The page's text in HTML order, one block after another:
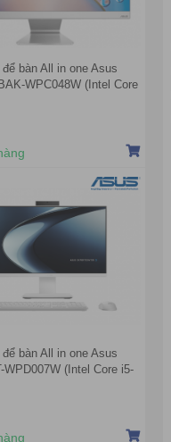
bàn All in one Asus
WPC048W (Intel Core
8GB | 512GB | Intel UHD
FHD | Win 11 | Trắng)
bàn All in one Asus
WPD007W (Intel Core i5-
| 512GB | Intel UHD
FHD 75Hz | Cảm ứng |